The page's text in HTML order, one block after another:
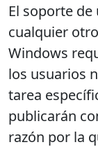
El soporte
cualquier
Windows
los usuarios
tarea
publicarán
razón por la